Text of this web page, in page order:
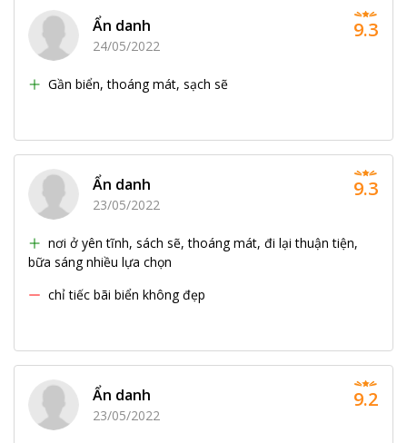
Ẩn danh
24/05/2022
Gần biển, thoáng mát, sạch sẽ
9.3
Ẩn danh
23/05/2022
nơi ở yên tĩnh, sách sẽ, thoáng mát, đi lại thuận tiện,
bữa sáng nhiều lựa chọn
chỉ tiếc bãi biển không đẹp
9.3
Ẩn danh
23/05/2022
9.2